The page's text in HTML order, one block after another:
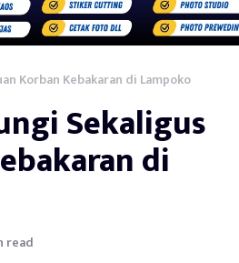
Korban Kebakaran di Lampoko
Sekaligus
di
read